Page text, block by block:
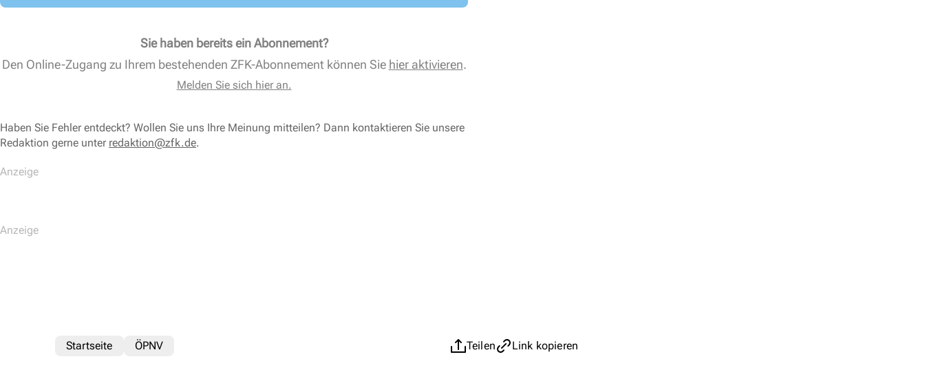
Sie haben bereits ein Abonnement?
Den Online-Zugang zu Ihrem bestehenden ZFK-Abonnement können Sie hier aktivieren.
Melden Sie sich hier an.
Haben Sie Fehler entdeckt? Wollen Sie uns Ihre Meinung mitteilen? Dann kontaktieren Sie unsere
Redaktion gerne unter redaktion@zfk.de.
Teilen Link kopieren
Startseite ÖPNV